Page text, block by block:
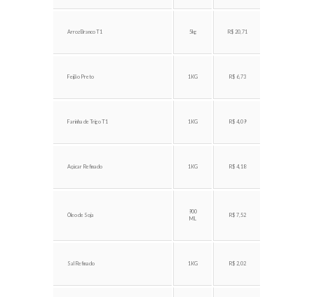
Arroz Branco T1 5kg R$ 20,71
Feijão Preto 1KG R$ 6,73
Farinha de Trigo T1 1KG R$ 4,09
Açúcar Refinado 1KG R$ 4,18
Óleo de Soja
900
ML
R$ 7,52
Sal Refinado 1KG R$ 2,02